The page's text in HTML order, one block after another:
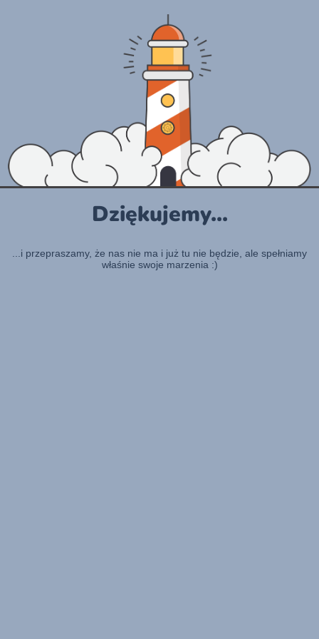
Dziękujemy...
...i przepraszamy, że nas nie ma i już tu nie będzie, ale spełniamy
właśnie swoje marzenia :)